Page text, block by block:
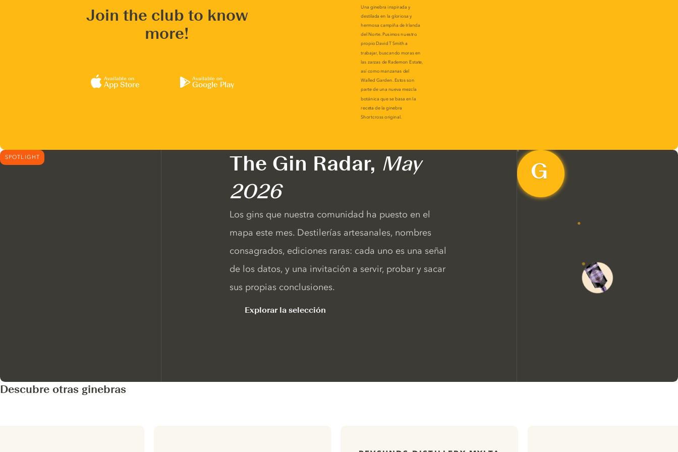
Join the club to know
more!
Available on
App Store
Available on
Google Play
SPOTLIGHT The Gin Radar, May
2026
Los gins que nuestra comunidad ha puesto en el
mapa este mes. Destilerías artesanales, nombres
consagrados, ediciones raras: cada uno es una señal
de los datos, y una invitación a servir, probar y sacar
sus propias conclusiones.
Explorar la selección
Descubre otras ginebras